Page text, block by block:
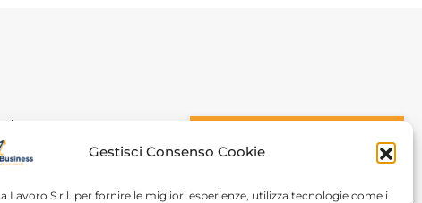
Gestisci Consenso Cookie
Lavoro S.r.l. per fornire le migliori esperienze, utilizza tecnologie come i
in